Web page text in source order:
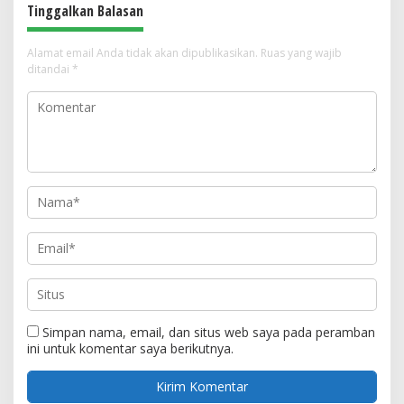
Tinggalkan Balasan
Alamat email Anda tidak akan dipublikasikan. Ruas yang wajib
ditandai *
Simpan nama, email, dan situs web saya pada peramban
ini untuk komentar saya berikutnya.